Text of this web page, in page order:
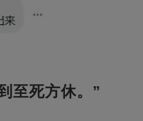
至死方休。”